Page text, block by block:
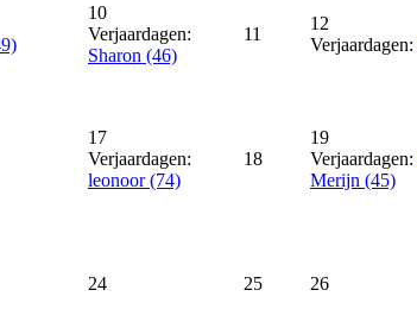
10
Verjaardagen:
Sharon (46)
11
12
Verjaardagen:
17
Verjaardagen:
leonoor (74)
18
19
Verjaardagen:
Merijn (45)
24 25 26